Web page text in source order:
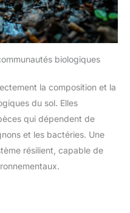
biologiques
la composition et la
du sol. Elles
qui dépendent de
et les bactéries. Une
résilient, capable de